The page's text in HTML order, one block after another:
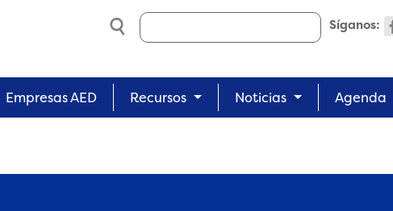
Síganos:
Search
Empresas AED Recursos Noticias Agenda